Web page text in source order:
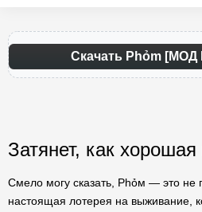
Скачать Phỏm [МОД
Затянет, как хорошая
Смело могу сказать, Phỏм — это не
настоящая лотерея на выживание,